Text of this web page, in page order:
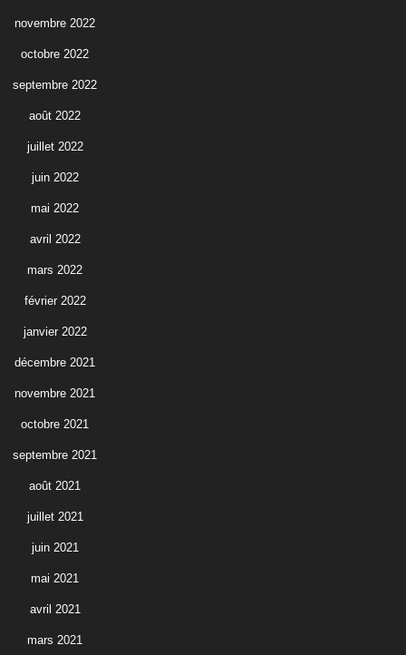
novembre 2022
octobre 2022
septembre 2022
août 2022
juillet 2022
juin 2022
mai 2022
avril 2022
mars 2022
février 2022
janvier 2022
décembre 2021
novembre 2021
octobre 2021
septembre 2021
août 2021
juillet 2021
juin 2021
mai 2021
avril 2021
mars 2021